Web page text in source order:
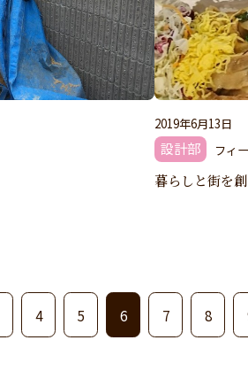
2019年6月13日
設計部 フィ
暮らしと街を
4 5 6 7 8